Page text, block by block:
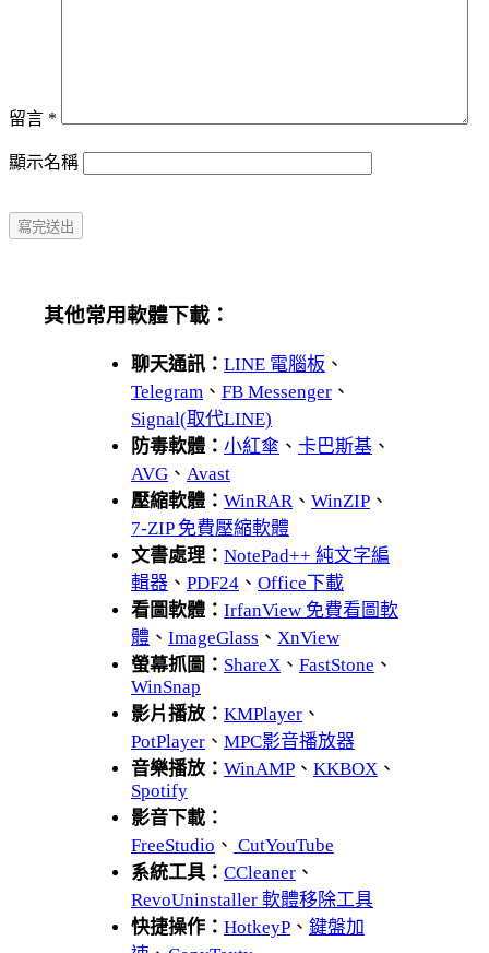
留言 *
顯示名稱
其他常用軟體下載：
聊天通訊： LINE 電腦板 、
Telegram 、 FB Messenger 、
Signal(取代LINE)
防毒軟體： 小紅傘 、 卡巴斯基 、
AVG 、 Avast
壓縮軟體： WinRAR 、 WinZIP 、
7-ZIP 免費壓縮軟體
文書處理： NotePad++ 純文字編
輯器 、 PDF24 、 Office下載
看圖軟體： IrfanView 免費看圖軟
體 、 ImageGlass 、 XnView
螢幕抓圖： ShareX 、 FastStone 、
WinSnap
影片播放： KMPlayer 、
PotPlayer 、 MPC影音播放器
音樂播放： WinAMP 、 KKBOX 、
Spotify
影音下載：
FreeStudio 、 CutYouTube
系統工具： CCleaner 、
RevoUninstaller 軟體移除工具
快捷操作： HotkeyP 、 鍵盤加